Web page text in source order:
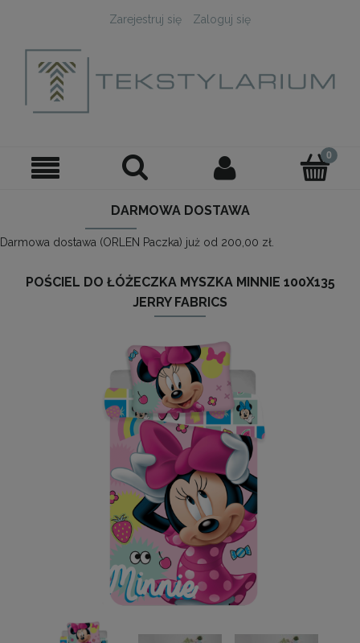
Zarejestruj się Zaloguj się
DARMOWA DOSTAWA
Darmowa dostawa (ORLEN Paczka) już od 200,00 zł.
POŚCIEL DO ŁÓŻECZKA MYSZKA MINNIE 100X135
JERRY FABRICS